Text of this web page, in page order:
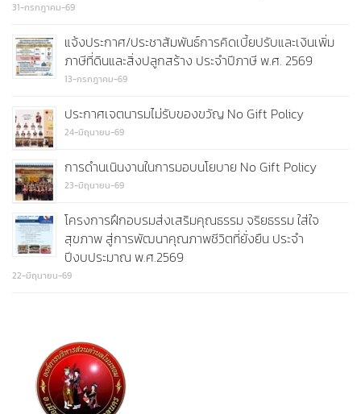
31-กรกฎาคม-69
แจ้งประกาศ/ประชาสัมพันธ์การคิดเบี้ยปรับและเงินเพิ่ม
ภาษีที่ดินและสิ่งปลูกสร้าง ประจำปีภาษี พ.ศ. 2569
13-กรกฎาคม-69
ประกาศเจตนารมไม่รับของขวัญ No Gift Policy
24-มิถุนายน-69
การดำนเนินงานในการมอบนโยบาย No Gift Policy
23-มิถุนายน-69
โครงการฝึกอบรมส่งเสริมคุณธรรม จริยธรรม ใส่ใจ
สุขภาพ สู่การพัฒนาคุณภาพชีวิตที่ยั่งยืน ประจำ
ปีงบประมาณ พ.ศ.2569
22-มิถุนายน-69